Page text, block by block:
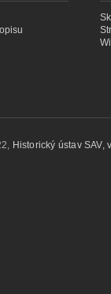
Historický ústav SAV,